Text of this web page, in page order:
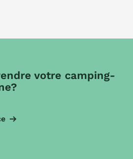
votre camping-